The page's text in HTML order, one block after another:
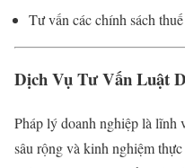
Tư vấn các chính sách
Dịch Vụ Tư Vấn Luật
Pháp lý doanh nghiệp là lĩnh
sâu rộng và kinh nghiệm